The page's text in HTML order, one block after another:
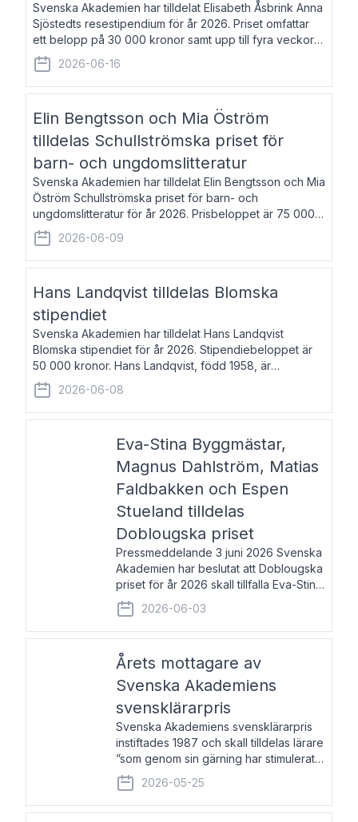
Svenska Akademien har tilldelat Elisabeth Åsbrink Anna
Sjöstedts resestipendium för år 2026. Priset omfattar
ett belopp på 30 000 kronor samt upp till fyra veckors
fri vistelse i Akademiens lägenhet i Berlin. Elisabeth
Åsbrink, född 1965 oc
2026-06-16
Elin Bengtsson och Mia Öström
tilldelas Schullströmska priset för
barn- och ungdomslitteratur
Svenska Akademien har tilldelat Elin Bengtsson och Mia
Öström Schullströmska priset för barn- och
ungdomslitteratur för år 2026. Prisbeloppet är 75 000
kronor vardera. Elin Bengtsson, född 1987, är författare
och forskare i genusvetenskap.
2026-06-09
Hans Landqvist tilldelas Blomska
stipendiet
Svenska Akademien har tilldelat Hans Landqvist
Blomska stipendiet för år 2026. Stipendiebeloppet är
50 000 kronor. Hans Landqvist, född 1958, är
professor i svenska vid Göteborgs universitet. Han
disputerade år 2000 på avhandlingen Författn
2026-06-08
Eva-Stina Byggmästar,
Magnus Dahlström, Matias
Faldbakken och Espen
Stueland tilldelas
Doblougska priset
Pressmeddelande 3 juni 2026 Svenska
Akademien har beslutat att Doblougska
priset för år 2026 skall tillfalla Eva-Stina
Byggmästar, Magnus Dahlström, Matias
Faldbakken samt Espen Stueland.
Prisbeloppet är 200 000 svenska
2026-06-03
Årets mottagare av
Svenska Akademiens
svensklärarpris
Svenska Akademiens svensklärarpris
instiftades 1987 och skall tilldelas lärare
”som genom sin gärning har stimulerat
intresset hos unga människor för
svenska språket och litteraturen”.
Prisutdelning och samtal med
2026-05-25